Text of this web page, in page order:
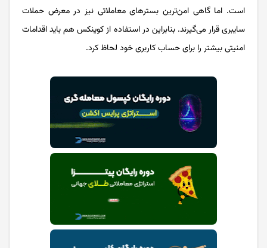
است. اما گاهی امن‌ترین بسترهای معاملاتی نیز در معرض حملات
سایبری قرار می‌گیرند. بنابراین در استفاده از کوینکس هم باید اقدامات
امنیتی بیشتر را برای حساب کاربری خود لحاظ کرد.